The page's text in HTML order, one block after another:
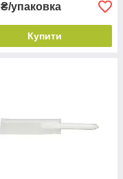
₴/упаковка
Купити